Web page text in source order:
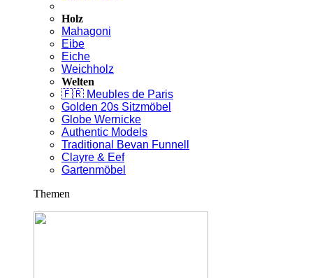
Holz
Mahagoni
Eibe
Eiche
Weichholz
Welten
🇫🇷 Meubles de Paris
Golden 20s Sitzmöbel
Globe Wernicke
Authentic Models
Traditional Bevan Funnell
Clayre & Eef
Gartenmöbel
Themen